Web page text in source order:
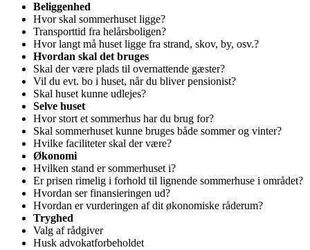
Beliggenhed
Hvor skal sommerhuset ligge?
Transporttid fra helårsboligen?
Hvor langt må huset ligge fra strand, skov, by, osv.?
Hvordan skal det bruges
Skal der være plads til overnattende gæster?
Vil du evt. bo i huset, når du bliver pensionist?
Skal huset kunne udlejes?
Selve huset
Hvor stort et sommerhus har du brug for?
Skal sommerhuset kunne bruges både sommer og vinter?
Hvilke faciliteter skal der være?
Økonomi
Hvilken stand er sommerhuset i?
Er prisen rimelig i forhold til lignende sommerhuse i området?
Hvordan ser finansieringen ud?
Hvordan er vurderingen af dit økonomiske råderum?
Tryghed
Valg af rådgiver
Husk advokatforbeholdet